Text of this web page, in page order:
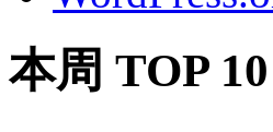
本周 TOP 10